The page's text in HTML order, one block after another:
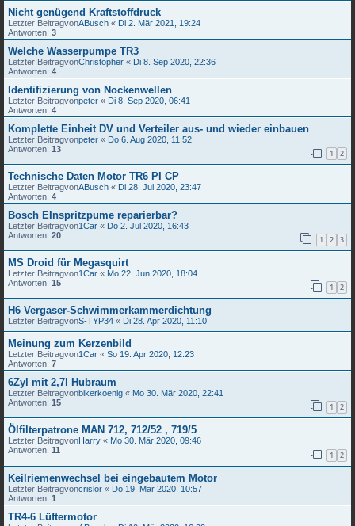
Nicht genügend Kraftstoffdruck
Letzter BeitragvonABusch « Di 2. Mär 2021, 19:24
Antworten: 3
Welche Wasserpumpe TR3
Letzter BeitragvonChristopher « Di 8. Sep 2020, 22:36
Antworten: 4
Identifizierung von Nockenwellen
Letzter Beitragvonpeter « Di 8. Sep 2020, 06:41
Antworten: 4
Komplette Einheit DV und Verteiler aus- und wieder einbauen
Letzter Beitragvonpeter « Do 6. Aug 2020, 11:52
Antworten: 13 1 2
Technische Daten Motor TR6 PI CP
Letzter BeitragvonABusch « Di 28. Jul 2020, 23:47
Antworten: 4
Bosch EInspritzpume reparierbar?
Letzter Beitragvon1Car « Do 2. Jul 2020, 16:43
Antworten: 20 1 2 3
MS Droid für Megasquirt
Letzter Beitragvon1Car « Mo 22. Jun 2020, 18:04
Antworten: 15 1 2
H6 Vergaser-Schwimmerkammerdichtung
Letzter BeitragvonS-TYP34 « Di 28. Apr 2020, 11:10
Meinung zum Kerzenbild
Letzter Beitragvon1Car « So 19. Apr 2020, 12:23
Antworten: 7
6Zyl mit 2,7l Hubraum
Letzter Beitragvonbikerkoenig « Mo 30. Mär 2020, 22:41
Antworten: 15 1 2
Ölfilterpatrone MAN 712, 712/52 , 719/5
Letzter BeitragvonHarry « Mo 30. Mär 2020, 09:46
Antworten: 11 1 2
Keilriemenwechsel bei eingebautem Motor
Letzter Beitragvoncrislor « Do 19. Mär 2020, 10:57
Antworten: 1
TR4-6 Lüftermotor